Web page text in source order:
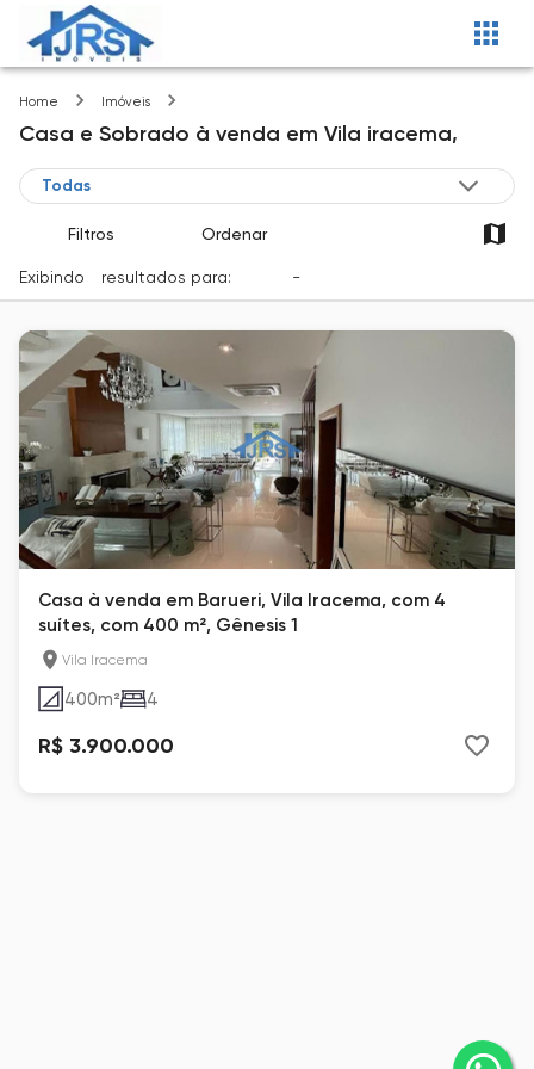
Home Imóveis
Casa e Sobrado à venda em Vila iracema,
Filtros Ordenar
Exibindo resultados para: -
Casa à venda em Barueri, Vila Iracema, com 4
suítes, com 400 m², Gênesis 1
Vila Iracema
400m² 4
R$ 3.900.000